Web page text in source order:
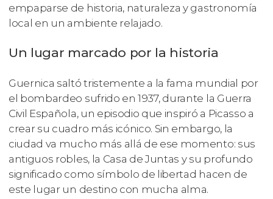
empaparse de historia, naturaleza y gastronomía
local en un ambiente relajado.
Un lugar marcado por la historia
Guernica saltó tristemente a la fama mundial por
el bombardeo sufrido en 1937, durante la Guerra
Civil Española, un episodio que inspiró a Picasso a
crear su cuadro más icónico. Sin embargo, la
ciudad va mucho más allá de ese momento: sus
antiguos robles, la Casa de Juntas y su profundo
significado como símbolo de libertad hacen de
este lugar un destino con mucha alma.